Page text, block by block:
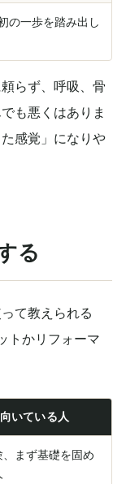
の一歩を踏み出し
らず、呼吸、骨
も悪くはありま
感覚」になりや
る
て教えられる
トかリフォーマ
向いている人
、まず基礎を固め